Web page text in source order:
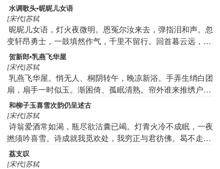
步就坐，绛纱玉斧光照廊。野人不识日月角，彷佛尚记重瞳
光。三年归来真一梦，桥山松桧凄风霜。天容玉色谁敢画，
老师古寺昼闭房。梦中神授心有得，觉来信手笔已忘。幅巾
常服俨不动，孤臣入门涕自滂。元老侑坐须眉古，虎臣立侍
冠剑长。平生惯写龙凤质，肯顾草间猿与獐。都人踏破铁门
限，黄金白璧空堆床。尔来摹写亦到我，谓是先帝白发郎。
不须览镜坐自了，明年乞身归故乡。
水调歌头▪昵昵儿女语
[宋代]苏轼
昵昵儿女语，灯火夜微明。恩冤尔汝来去，弹指泪和声。忽
变轩昂勇士，一鼓填然作气，千里不留行。回首暮云远，飞
絮搅青冥。众禽里，真彩凤，独不鸣。跻攀寸步千险，一落
百寻轻。烦子指间风雨，置我肠中冰炭，起坐不能平。推手
从归去，无泪与君倾。
贺新郎•乳燕飞华屋
[宋代]苏轼
乳燕飞华屋。悄无人、桐阴转午，晚凉新浴。手弄生绡白团
扇，扇手一时似玉。渐困倚、孤眠清熟。帘外谁来推绣户，
枉教人、梦断瑶台曲。又却是，风敲竹。石榴半吐红巾蹙。
待浮花、浪蕊都尽，伴君幽独。秾艳一枝细看取，芳心千重
似束。又恐被、秋风惊绿。若待得君来，向此花前，对酒不
忍触。共粉泪，两簌簌。
和柳子玉喜雪次韵仍呈述古
[宋代]苏轼
诗翁爱酒常如渴，瓶尽欲沽囊已竭。灯青火冷不成眠，一夜
撚须吟喜雪。诗成就我觅欢处，我穷正与君彷佛。曷不走投
陈孟公，有酒醉君仍饱德。琼瑶欲尽天应惜，更遣清光续残
月。安得佳人擢素手，笑捧玉碗两奇绝。艳歌一曲回阳春，
荔支叹
[宋代]苏轼